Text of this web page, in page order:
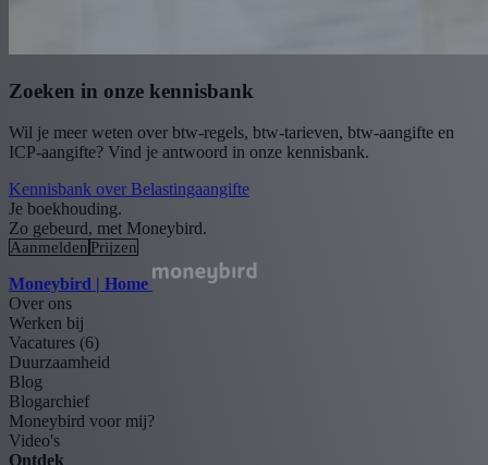
Zoeken in onze kennisbank
Wil je meer weten over btw-regels, btw-tarieven, btw-aangifte en
ICP-aangifte? Vind je antwoord in onze kennisbank.
Kennisbank over Belastingaangifte